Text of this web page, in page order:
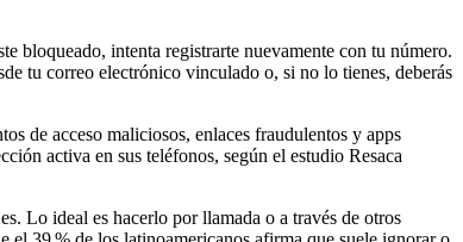
bloqueado, intenta registrarte nuevamente con tu número.
tu correo electrónico vinculado o, si no lo tienes, deberás
de acceso maliciosos, enlaces fraudulentos y apps
activa en sus teléfonos, según el estudio Resaca
Lo ideal es hacerlo por llamada o a través de otros